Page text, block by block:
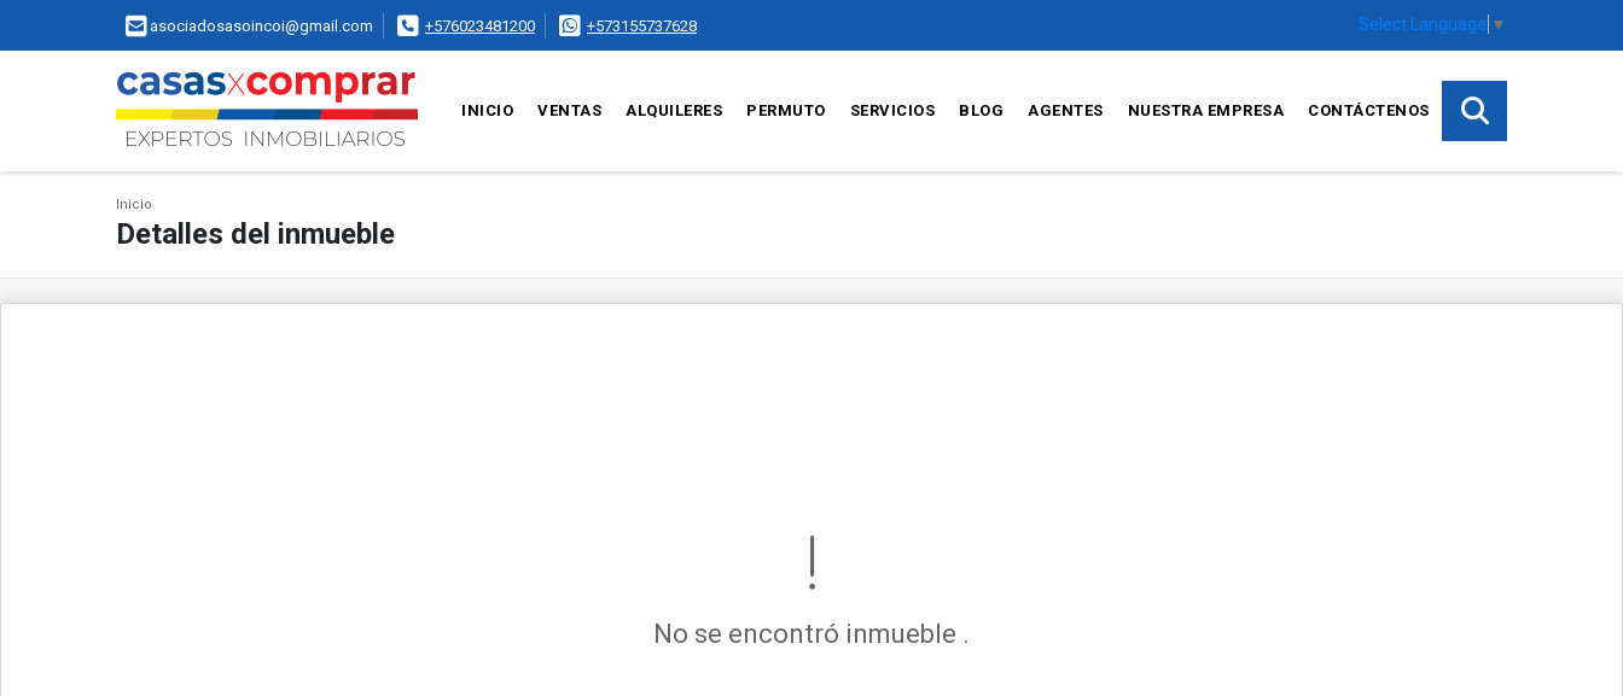
asociadosasoincoi@gmail.com +576023481200 +573155737628 Select Language ▼
INICIO VENTAS ALQUILERES PERMUTO SERVICIOS BLOG AGENTES NUESTRA EMPRESA CONTÁCTENOS
Inicio
Detalles del inmueble
No se encontró inmueble .